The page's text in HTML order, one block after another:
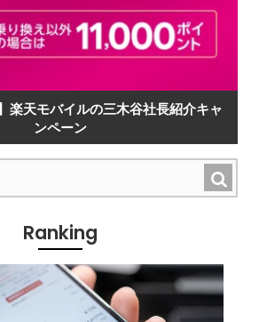
楽天モバイルの三木谷社長紹介キャ
ンペーン
Ranking